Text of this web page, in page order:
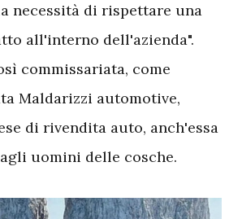
necessità di rispettare una
all'interno dell'azienda".
commissariata, come
Maldarizzi automotive,
di rivendita auto, anch'essa
uomini delle cosche.